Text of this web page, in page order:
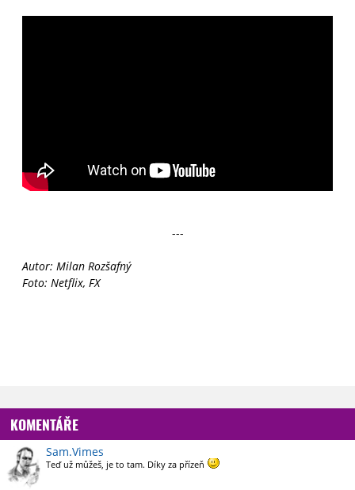
---
Autor: Milan Rozšafný
Foto: Netflix, FX
KOMENTÁŘE
Sam.Vimes
Teď už můžeš, je to tam. Díky za přízeň